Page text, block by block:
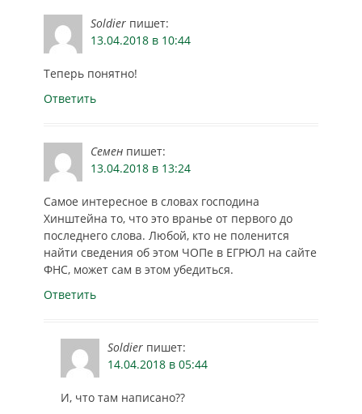
Soldier пишет:
13.04.2018 в 10:44
Теперь понятно!
Ответить
Семен пишет:
13.04.2018 в 13:24
Самое интересное в словах господина
Хинштейна то, что это вранье от первого до
последнего слова. Любой, кто не поленится
найти сведения об этом ЧОПе в ЕГРЮЛ на сайте
ФНС, может сам в этом убедиться.
Ответить
Soldier пишет:
14.04.2018 в 05:44
И, что там написано??